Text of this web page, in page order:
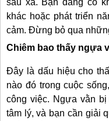
khác hoặc phát triển
cảm. Đừng bỏ qua
Chiêm bao thấy ngựa
Đây là dấu hiệu cho
nào đó trong cuộc
công việc. Ngựa vằn
tâm lý, và bạn cần giải